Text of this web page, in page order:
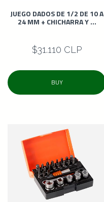
JUEGO DADOS DE 1/2 DE 10 A
24 MM + CHICHARRA Y ...
$31.110 CLP
BUY